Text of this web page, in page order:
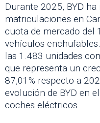
Durante 2025, BYD
matriculaciones en
cuota de mercado del
vehículos
las 1.483 unidades
que representa un
87,01% respecto a
evolución de BYD en
coches eléctricos.